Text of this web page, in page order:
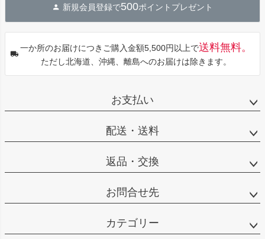
へ
新規会員登録で500ポイントプレゼント
一か所のお届けにつきご購入金額5,500円以上で送料無料。
ただし北海道、沖縄、離島へのお届けは除きます。
お支払い
配送・送料
返品・交換
お問合せ先
カテゴリー